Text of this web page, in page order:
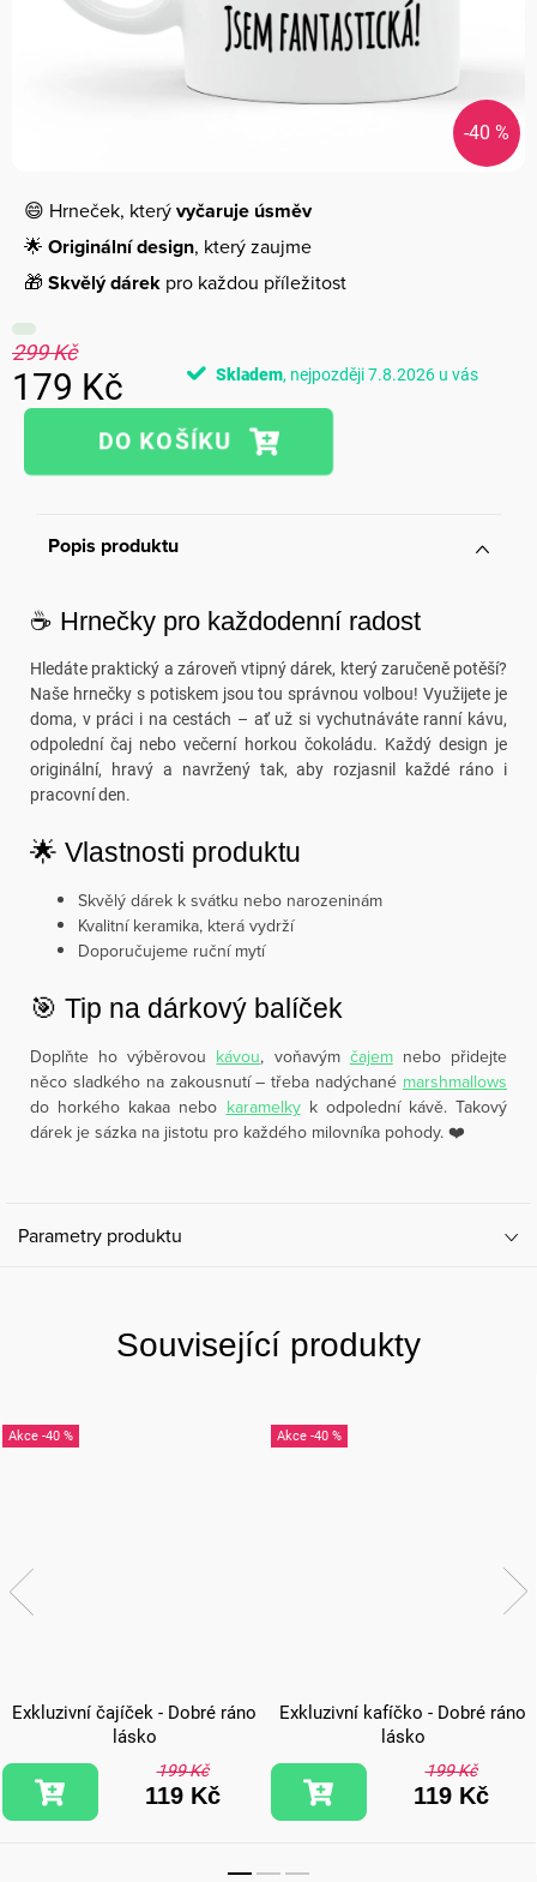
-40 %
😄 Hrneček, kterývyčaruje úsměv
🌟 Originální design, který zaujme
🎁 Skvělý dárek pro každou příležitost
299 Kč
179 Kč
Měrná
Skladem 7.8.2026
Popis produktu
☕ Hrnečky pro každodenní radost
Hledáte praktický a zároveň vtipný dárek, který zaručeně potěší?
Naše hrnečky s potiskem jsou tou správnou volbou! Využijete je
doma, v práci i na cestách – ať už si vychutnáváte ranní kávu,
odpolední čaj nebo večerní horkou čokoládu. Každý design je
originální, hravý a navržený tak, aby rozjasnil každé ráno i
pracovní den.
🌟 Vlastnosti produktu
Skvělý dárek k svátku nebo narozeninám
Kvalitní keramika, která vydrží
Doporučujeme ruční mytí
🎯 Tip na dárkový balíček
Doplňte ho výběrovou kávou, voňavým čajemnebo přidejte
něco sladkého na zakousnutí – třeba nadýchané marshmallows
do horkého kakaa nebo karamelkyk odpolední kávě. Takový
dárek je sázka na jistotu pro každého milovníka pohody. ❤️
Parametry produktu
Související produkty
-40 %
Exkluzivní čajíček - Dobré ráno
lásko
199 Kč
119 Kč
-40 %
Exkluzivní kafíčko - Dobré ráno
lásko
199 Kč
119 Kč